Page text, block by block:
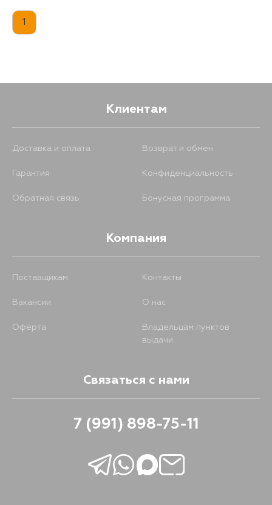
1
Клиентам
Доставка и оплата Возврат и обмен
Гарантия Конфиденциальность
Обратная связь Бонусная программа
Компания
Поставщикам Контакты
Вакансии О нас
Оферта
Владельцам пунктов
выдачи
Связаться с нами
7 (991) 898-75-11